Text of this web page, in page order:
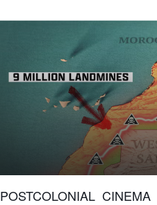
POSTCOLONIAL